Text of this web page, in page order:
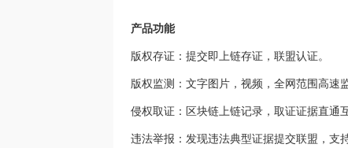
产品功能
版权存证：提交即上链存证，联盟认证。
版权监测：文字图片，视频，全网范围高速
侵权取证：区块链上链记录，取证证据直通
违法举报：发现违法典型证据提交联盟，支